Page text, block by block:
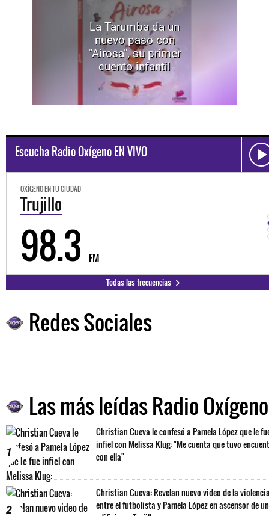
La Tarumba da un
nuevo paso con
"Airosa", su primer
cuento infantil
Escucha Radio Oxígeno EN VIVO
OXÍGENO EN TU CIUDAD
Trujillo
98.3 FM
Todas las frecuencias
Redes Sociales
Las más leídas Radio Oxígeno
1
Christian Cueva le confesó a Pamela López que le
infiel con Melissa Klug: "Me cuenta que tuvo
con ella"
2
Christian Cueva: Revelan nuevo video de la
entre el futbolista y Pamela López en ascensor de un